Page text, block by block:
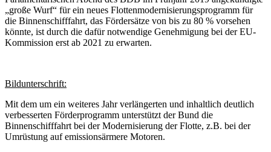
„große Wurf“ für ein neues Flottenmodernisierungsprogramm für
die Binnenschifffahrt, das Fördersätze von bis zu 80 % vorsehen
könnte, ist durch die dafür notwendige Genehmigung bei der EU-
Kommission erst ab 2021 zu erwarten.
Bildunterschrift:
Mit dem um ein weiteres Jahr verlängerten und inhaltlich deutlich
verbesserten Förderprogramm unterstützt der Bund die
Binnenschifffahrt bei der Modernisierung der Flotte, z.B. bei der
Umrüstung auf emissionsärmere Motoren.